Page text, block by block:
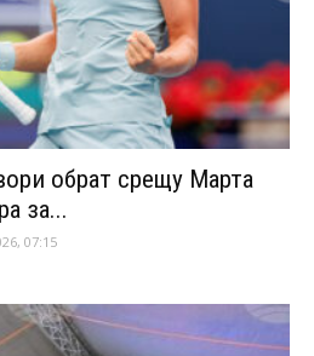
обрат срещу Марта
за...
07:15